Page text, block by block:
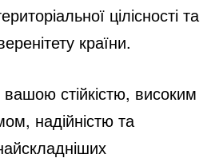
цілісності та
країни.
стійкістю, високим
надійністю та